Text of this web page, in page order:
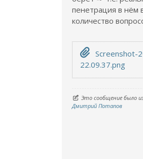
пенетрация в нём
количество
Screenshot-
22.09.37.png
Это сообщение было
Дмитрий Потапов